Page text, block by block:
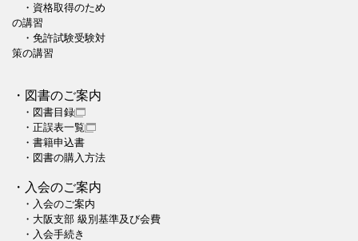
・資格取得のため
の講習
・免許試験受験対
策の講習
・図書のご案内
・図書目録
・正誤表一覧
・書籍申込書
・図書の購入方法
・入会のご案内
・入会のご案内
・大阪支部 級別基準及び会費
・入会手続き